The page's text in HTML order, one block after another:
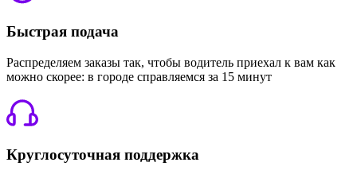
Быстрая подача
Распределяем заказы так, чтобы водитель приехал к вам как
можно скорее: в городе справляемся за 15 минут
Круглосуточная поддержка